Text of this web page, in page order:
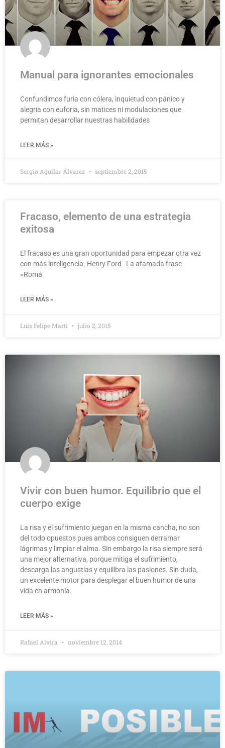
Manual para ignorantes emocionales
Confundimos furia con cólera, inquietud con pánico y
alegría con euforia, sin matices ni modulaciones que
permitan desarrollar nuestras habilidades
LEER MÁS »
Sergio Aguilar Álvarez septiembre 2, 2015
Fracaso, elemento de una estrategia
exitosa
El fracaso es una gran oportunidad para empezar otra vez
con más inteligencia. Henry Ford La afamada frase
«Roma
LEER MÁS »
Luis Felipe Martí julio 2, 2015
Vivir con buen humor. Equilibrio que el
cuerpo exige
La risa y el sufrimiento juegan en la misma cancha, no son
del todo opuestos pues ambos consiguen derramar
lágrimas y limpiar el alma. Sin embargo la risa siempre será
una mejor alternativa, porque mitiga el sufrimiento,
descarga las angustias y equilibra las pasiones. Sin duda,
un excelente motor para desplegar el buen humor de una
vida en armonía.
LEER MÁS »
Rafael Alvira noviembre 12, 2014